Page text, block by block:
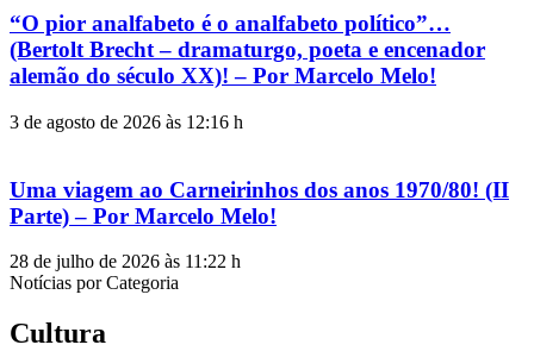
“O pior analfabeto é o analfabeto político”…
(Bertolt Brecht – dramaturgo, poeta e encenador
alemão do século XX)! – Por Marcelo Melo!
3 de agosto de 2026 às 12:16 h
Uma viagem ao Carneirinhos dos anos 1970/80! (II
Parte) – Por Marcelo Melo!
28 de julho de 2026 às 11:22 h
Notícias por Categoria
Cultura